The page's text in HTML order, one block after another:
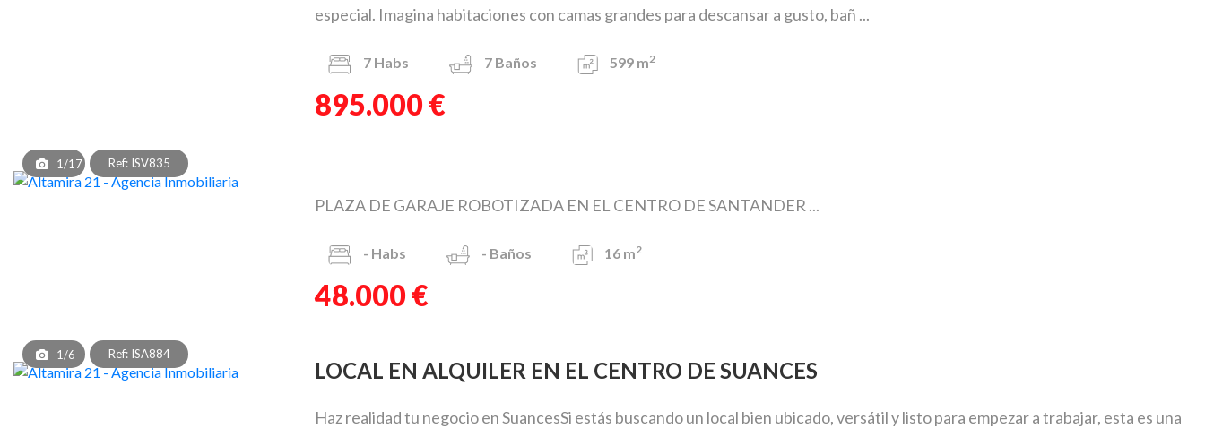
especial. Imagina habitaciones con camas grandes para descansar a gusto, bañ ...
7 Habs 7 Baños 599 m2
895.000 €
1/17 Ref: ISV835
PLAZA DE GARAJE ROBOTIZADA EN EL CENTRO DE SANTANDER ...
- Habs - Baños 16 m2
48.000 €
1/6 Ref: ISA884
LOCAL EN ALQUILER EN EL CENTRO DE SUANCES
Haz realidad tu negocio en SuancesSi estás buscando un local bien ubicado, versátil y listo para empezar a trabajar, esta es una